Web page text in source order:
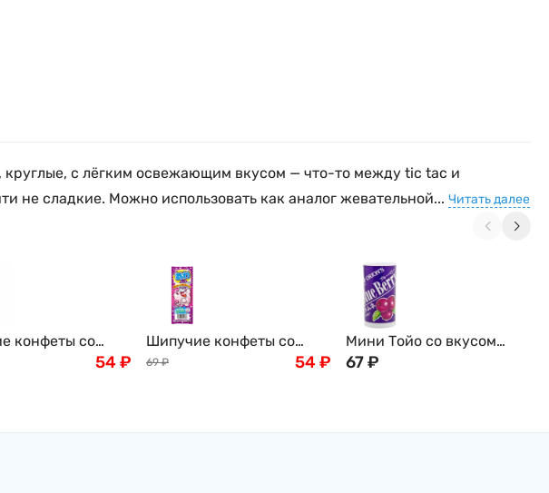
с лёгким освежающим вкусом — что-то между tic tac и
не сладкие. Можно использовать как аналог жевательной... Читать далее
конфеты со
сидр
54₽
Шипучие конфеты со
вкусом винограда Bubble
69 ₽ 54₽
Мини Тойо со вкусом
черничного рамуне
67₽